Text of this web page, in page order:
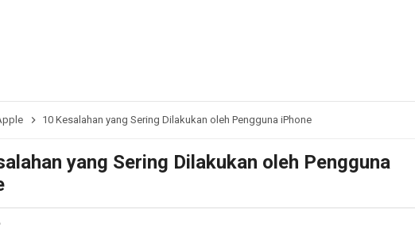
10 Kesalahan yang Sering Dilakukan oleh Pengguna iPhone
yang Sering Dilakukan oleh Pengguna